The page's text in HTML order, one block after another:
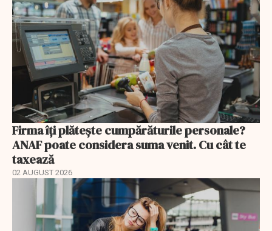
Firma îți plătește cumpărăturile personale?
ANAF poate considera suma venit. Cu cât te
taxează
02 AUGUST 2026